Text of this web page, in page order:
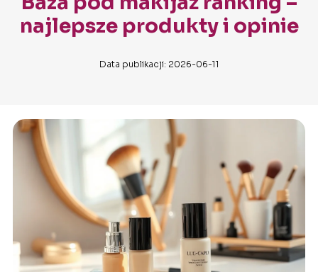
najlepsze produkty i opinie
Data publikacji: 2026-06-11